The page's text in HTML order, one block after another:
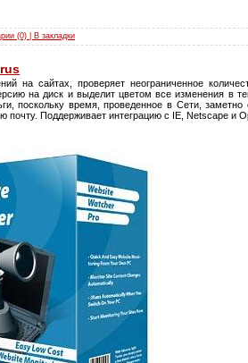
(0) | В закладки
на сайтах, проверяет неограниченное
на диск и выделит цветом все изменения в
поскольку время, проведенное в Сети, заметно
почту. Поддерживает интеграцию с IE, Netscape и